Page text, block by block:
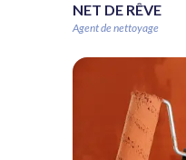
NET DE RÊVE
Agent de nettoyage